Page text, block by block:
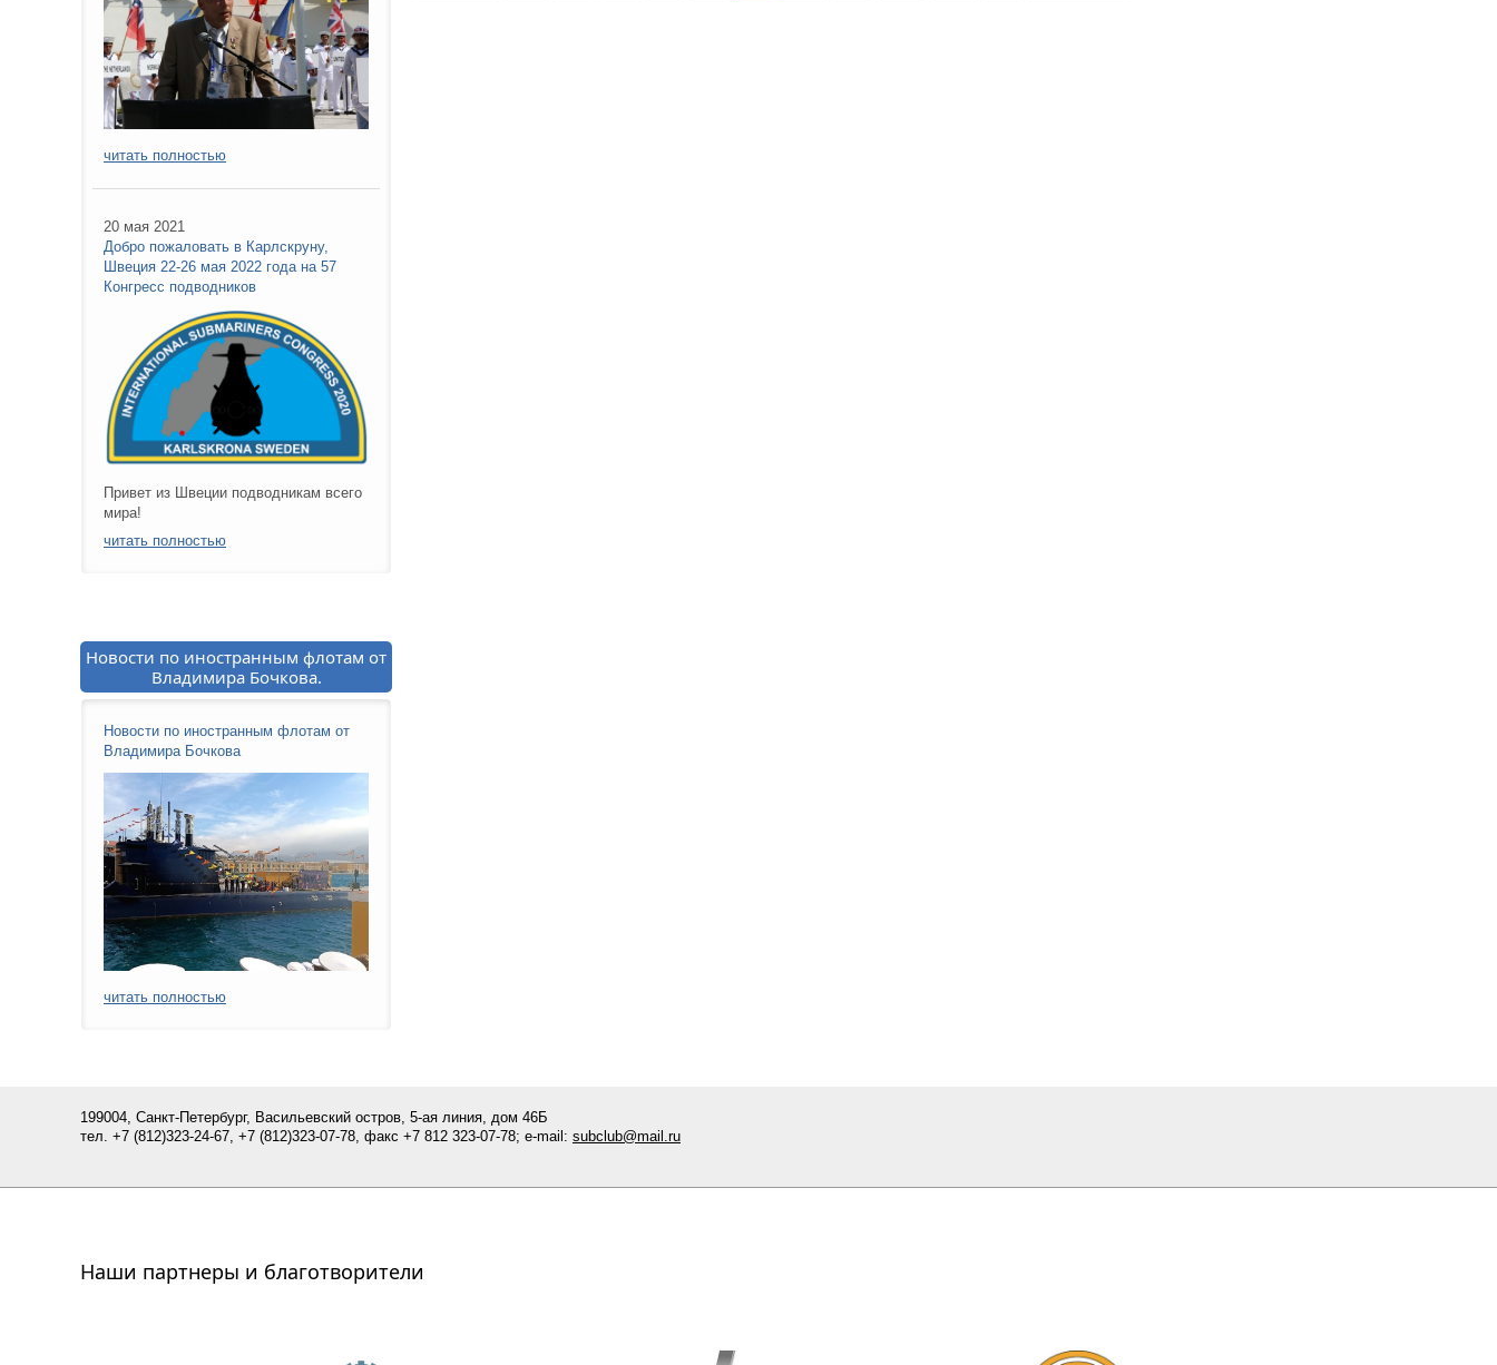
читать полностью
20 мая 2021
Добро пожаловать в Карлскруну,
Швеция 22-26 мая 2022 года на 57
Конгресс подводников
Привет из Швеции подводникам всего
мира!
читать полностью
Новости по иностранным флотам от
Владимира Бочкова.
Новости по иностранным флотам от
Владимира Бочкова
читать полностью
199004, Санкт-Петербург, Васильевский остров, 5-ая линия, дом 46Б
тел. +7 (812)323-24-67, +7 (812)323-07-78, факс +7 812 323-07-78; e-mail: subclub@mail.ru
Наши партнеры и благотворители